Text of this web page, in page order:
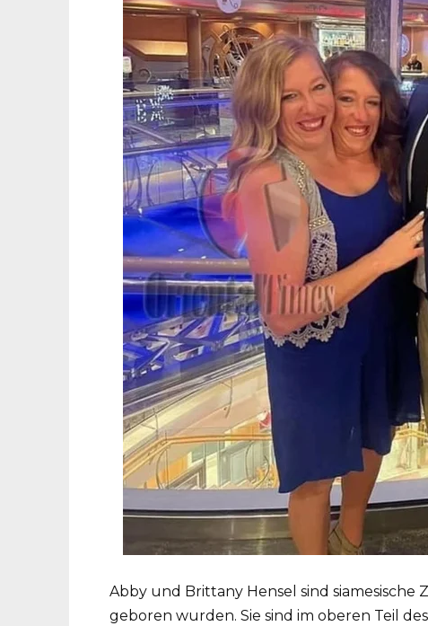
Abby und Brittany Hensel sind siamesische
geboren wurden. Sie sind im oberen Teil